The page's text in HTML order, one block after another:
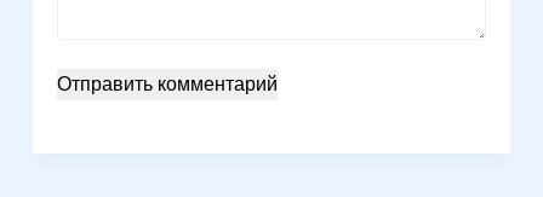
Отправить комментарий